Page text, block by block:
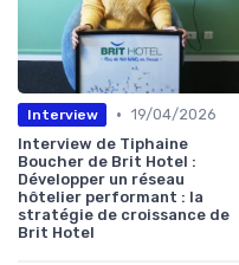
Interview • 19/04/2026
Interview de Tiphaine
Boucher de Brit Hotel :
Développer un réseau
hôtelier performant : la
stratégie de croissance de
Brit Hotel